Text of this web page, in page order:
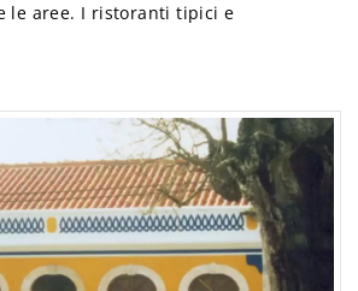
le aree. I ristoranti tipici e